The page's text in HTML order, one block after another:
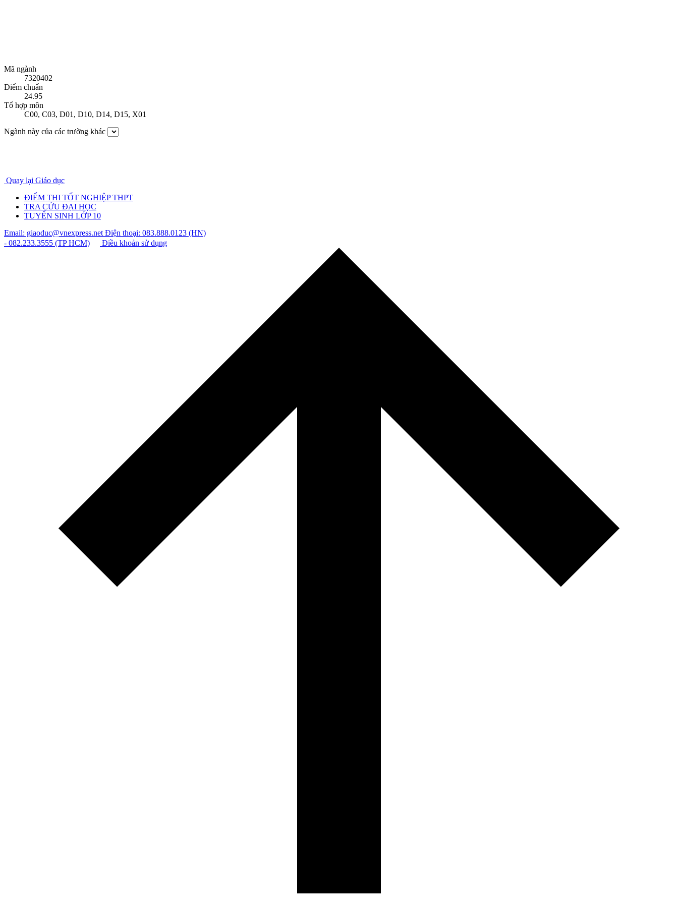
Mã ngành
7320402
Điểm chuẩn
24.95
Tổ hợp môn
C00, C03, D01, D10, D14, D15, X01
Ngành này của các trường khác
Quay lại Giáo dục
ĐIỂM THI TỐT NGHIỆP THPT
TRA CỨU ĐẠI HỌC
TUYỂN SINH LỚP 10
Email: giaoduc@vnexpress.netĐiện thoại: 083.888.0123 (HN)
- 082.233.3555 (TP HCM)
Điều khoản sử dụng